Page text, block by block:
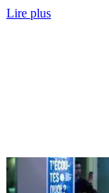
Lire plus